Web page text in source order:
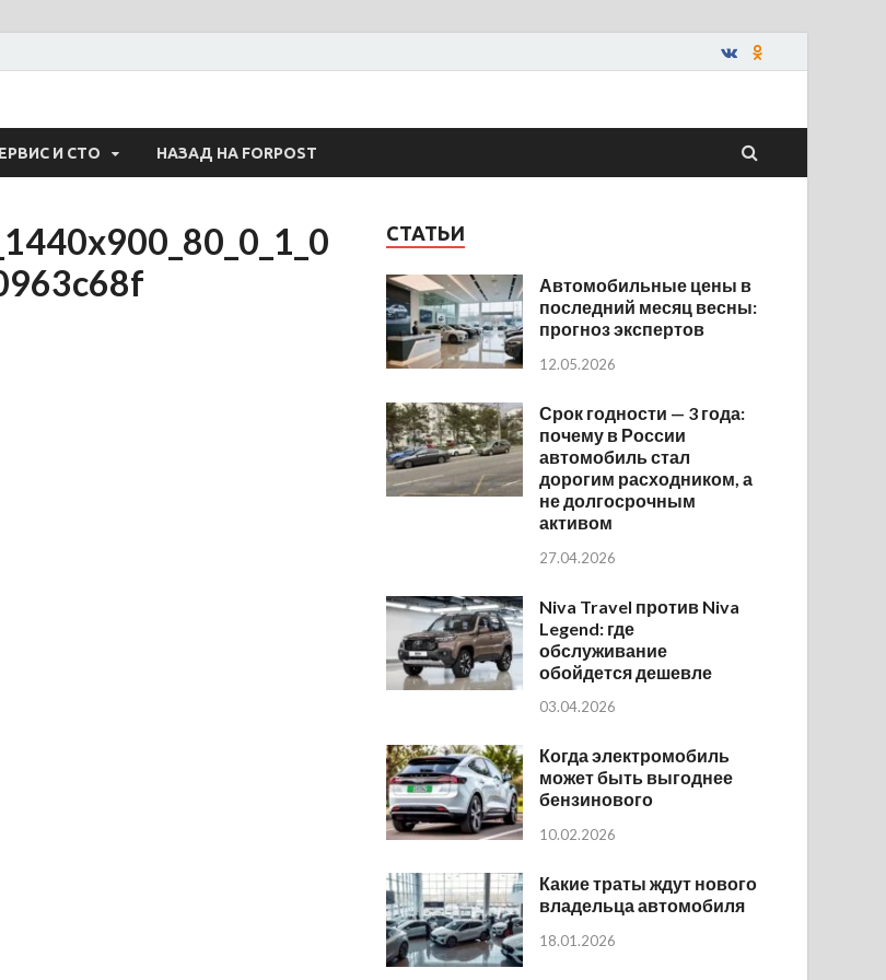
И СТО НАЗАД НА FORPOST
СТАТЬИ
Автомобильные цены в
последний месяц весны:
прогноз экспертов
12.05.2026
Срок годности — 3 года:
почему в России
автомобиль стал
дорогим расходником, а
не долгосрочным
активом
27.04.2026
Niva Travel против Niva
Legend: где
обслуживание
обойдется дешевле
03.04.2026
Когда электромобиль
может быть выгоднее
бензинового
10.02.2026
Какие траты ждут нового
владельца автомобиля
18.01.2026